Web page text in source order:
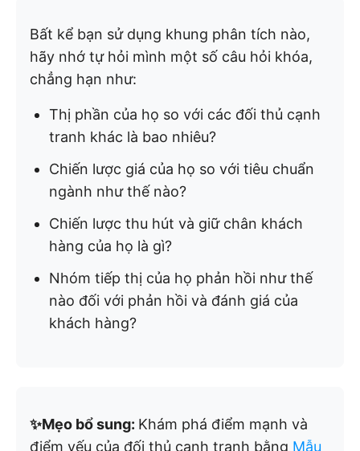
Bất kể bạn sử dụng khung phân tích nào,
hãy nhớ tự hỏi mình một số câu hỏi khóa,
chẳng hạn như:
Thị phần của họ so với các đối thủ cạnh
tranh khác là bao nhiêu?
Chiến lược giá của họ so với tiêu chuẩn
ngành như thế nào?
Chiến lược thu hút và giữ chân khách
hàng của họ là gì?
Nhóm tiếp thị của họ phản hồi như thế
nào đối với phản hồi và đánh giá của
khách hàng?
✨Mẹo bổ sung: Khám phá điểm mạnh và
điểm yếu của đối thủ cạnh tranh bằng Mẫu